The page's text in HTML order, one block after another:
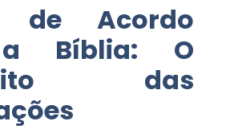
de Acordo
Bíblia: O
das